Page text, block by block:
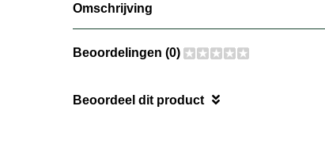
Omschrijving
Beoordelingen (0)
Beoordeel dit product